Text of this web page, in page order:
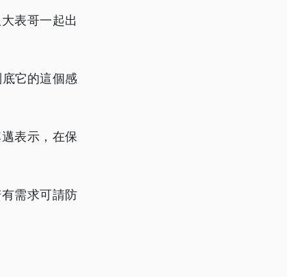
表哥一起出
它的這個感
表示，在保
需求可請防